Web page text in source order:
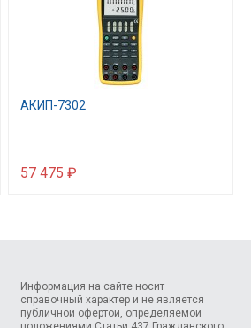
АКИП-7302
57 475 ₽
Информация на сайте носит
справочный характер и не является
публичной офертой, определяемой